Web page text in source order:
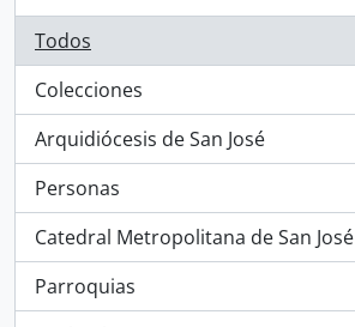
Todos
Colecciones
, 1575 resultados
Arquidiócesis de San José
, 952 resultados
Personas
, 462 resultados
Catedral Metropolitana de San José
, 223 resultados
Parroquias
, 174 resultados